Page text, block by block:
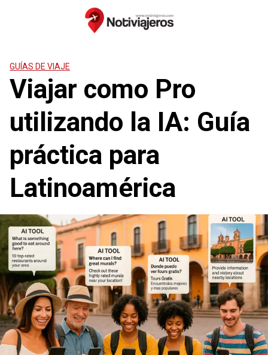
GUÍAS DE VIAJE
Viajar como Pro
utilizando la IA: Guía
práctica para
Latinoamérica